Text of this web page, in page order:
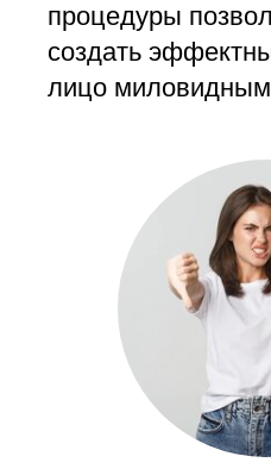
процедуры
создать
лицо